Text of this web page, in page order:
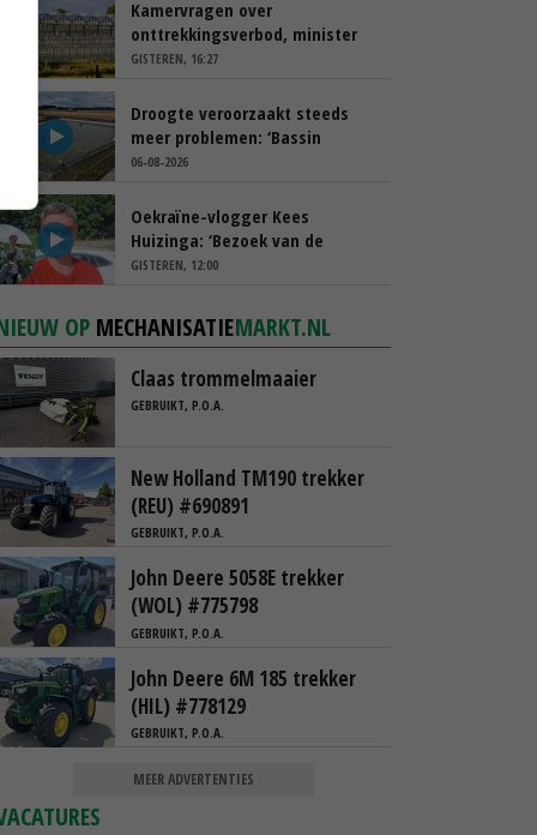
Kamervragen over
onttrekkingsverbod, minister
spreekt van ‘ondernemersrisico’
GISTEREN, 16:27
Droogte veroorzaakt steeds
meer problemen: ‘Bassin
afgelopen week al leeg’
06-08-2026
Oekraïne-vlogger Kees
Huizinga: ‘Bezoek van de
ambassade mag zelf groente
GISTEREN, 12:00
OP MECHANISATIEMARKT.NL
Claas trommelmaaier
GEBRUIKT, P.O.A.
New Holland TM190 trekker
(REU) #690891
GEBRUIKT, P.O.A.
John Deere 5058E trekker
(WOL) #775798
GEBRUIKT, P.O.A.
John Deere 6M 185 trekker
(HIL) #778129
GEBRUIKT, P.O.A.
MEER ADVERTENTIES